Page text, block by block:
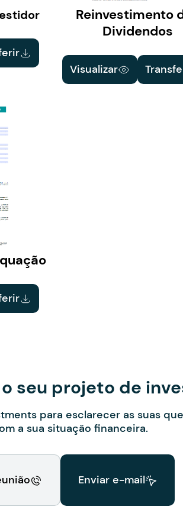
Reinvestimento
Dividendos
Visualizar
seu projeto de
para esclarecer as suas
a sua situação financeira.
Enviar e-mail